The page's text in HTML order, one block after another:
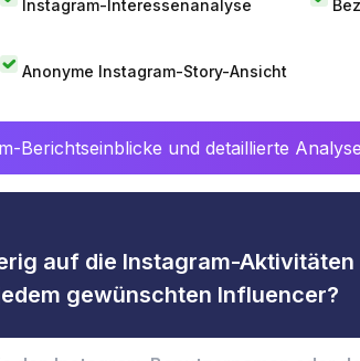
Instagram-Interessenanalyse
Anonyme Instagram-Story-Ansicht
Berichtseinblicke und detaillierte
auf die Instagram-Aktivitäten
gewünschten Influencer?